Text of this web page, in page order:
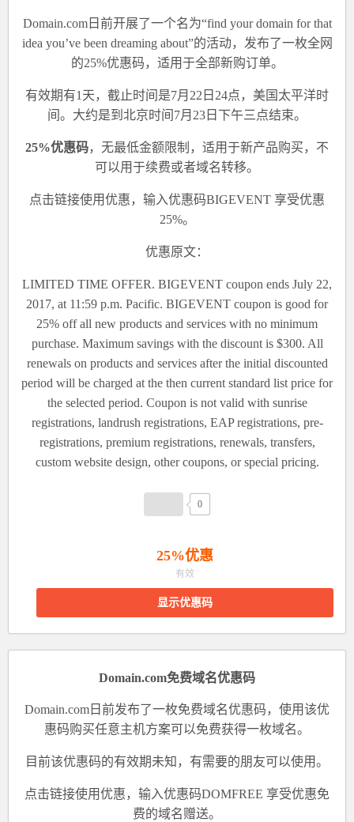
Domain.com日前开展了一个名为“find your domain for that
idea you’ve been dreaming about”的活动，发布了一枚全网
的25%优惠码，适用于全部新购订单。
有效期有1天，截止时间是7月22日24点，美国太平洋时
间。大约是到北京时间7月23日下午三点结束。
25%优惠码，无最低金额限制，适用于新产品购买，不
可以用于续费或者域名转移。
点击链接使用优惠， 输入优惠码BIGEVENT 享受优惠
25%。
优惠原文：
LIMITED TIME OFFER. BIGEVENT coupon ends July 22,
2017, at 11:59 p.m. Pacific. BIGEVENT coupon is good for
25% off all new products and services with no minimum
purchase. Maximum savings with the discount is $300. All
renewals on products and services after the initial discounted
period will be charged at the then current standard list price for
the selected period. Coupon is not valid with sunrise
registrations, landrush registrations, EAP registrations, pre-
registrations, premium registrations, renewals, transfers,
custom website design, other coupons, or special pricing.
0
25%优惠
有效
显示优惠码
Domain.com免费域名优惠码
Domain.com日前发布了一枚免费域名优惠码，使用该优
惠码购买任意主机方案可以免费获得一枚域名。
目前该优惠码的有效期未知，有需要的朋友可以使用。
点击链接使用优惠， 输入优惠码DOMFREE 享受优惠免
费的域名赠送。